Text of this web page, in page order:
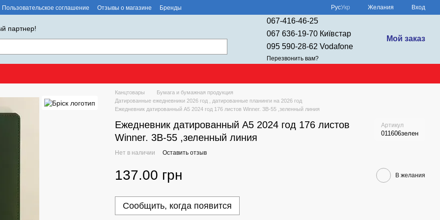
Пользовательское соглашение Отзывы о магазине Бренды РусУкр Желания Вход
партнер!
067-416-46-25
067 636-19-70 Київстар
095 590-28-62 Vodafone
Перезвонить вам?
Мой заказ
Канцтовары
Бумага и бумажная продукция
Датированные ежедневники 2026 год , датированные планинги на 2026 год
Ежедневник датированный А5 2024 год 176 листов Winner. 3В-55 ,зеленный линия
Ежедневник датированный А5 2024 год 176 листов
Winner. 3В-55 ,зеленный линия
Артикул
011606зелен
Нет в наличии Оставить отзыв
137.00 грн В желания
Сообщить, когда появится